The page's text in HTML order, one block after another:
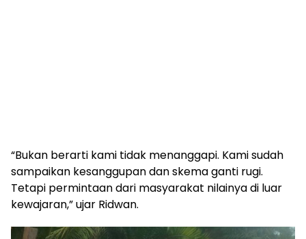
“Bukan berarti kami tidak menanggapi. Kami sudah
sampaikan kesanggupan dan skema ganti rugi.
Tetapi permintaan dari masyarakat nilainya di luar
kewajaran,” ujar Ridwan.